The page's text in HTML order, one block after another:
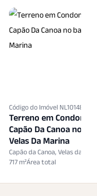
Código do Imóvel NL10148599
Terreno em
Capão Da Canoa no
Velas Da Marina
Capão da Canoa, Velas da
717 m²